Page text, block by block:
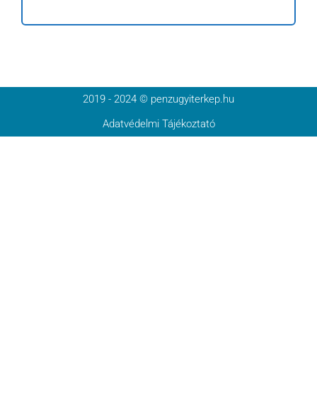
2019 - 2024 © penzugyiterkep.hu
Adatvédelmi Tájékoztató